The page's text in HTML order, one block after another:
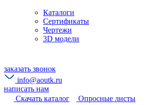
Каталоги
Сертификаты
Чертежи
3D модели
заказать звонок
info@aoutk.ru
написать нам
Cкачать каталог
Опросные листы